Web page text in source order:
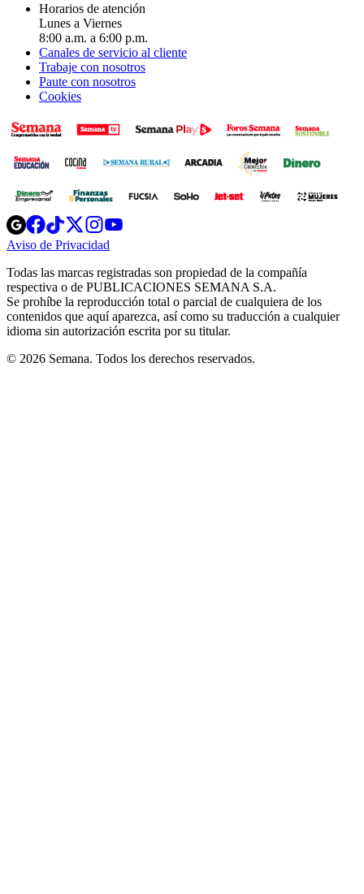
Horarios de atención
Lunes a Viernes
8:00 a.m. a 6:00 p.m.
Canales de servicio al cliente
Trabaje con nosotros
Paute con nosotros
Cookies
Opens
in
new
Opens
in
new
Opens
in
new
window
Opens
new
windowwindow
Aviso de Privacidad
new
window
Todas las marcas registradas son propiedad de la compañía
respectiva o de PUBLICACIONES SEMANA S.A.
Se prohíbe la reproducción total o parcial de cualquiera de los
contenidos que aquí aparezca, así como su traducción a cualquier
idioma sin autorización escrita por su titular.
© 2026 Semana. Todos los derechos reservados.